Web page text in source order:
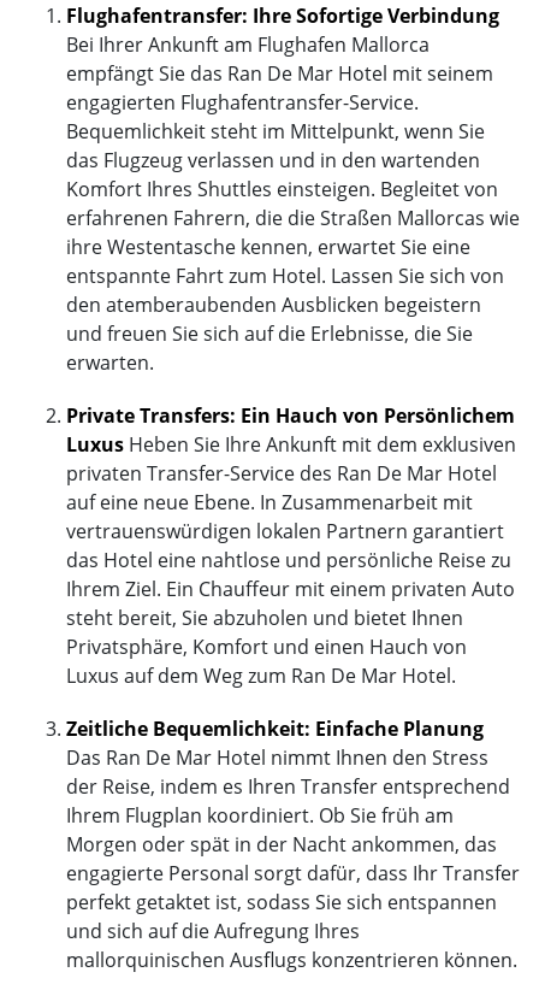
Flughafentransfer: Ihre Sofortige Verbindung
Bei Ihrer Ankunft am Flughafen Mallorca
empfängt Sie das Ran De Mar Hotel mit seinem
engagierten Flughafentransfer-Service.
Bequemlichkeit steht im Mittelpunkt, wenn Sie
das Flugzeug verlassen und in den wartenden
Komfort Ihres Shuttles einsteigen. Begleitet von
erfahrenen Fahrern, die die Straßen Mallorcas wie
ihre Westentasche kennen, erwartet Sie eine
entspannte Fahrt zum Hotel. Lassen Sie sich von
den atemberaubenden Ausblicken begeistern
und freuen Sie sich auf die Erlebnisse, die Sie
erwarten.
Private Transfers: Ein Hauch von Persönlichem
Luxus Heben Sie Ihre Ankunft mit dem exklusiven
privaten Transfer-Service des Ran De Mar Hotel
auf eine neue Ebene. In Zusammenarbeit mit
vertrauenswürdigen lokalen Partnern garantiert
das Hotel eine nahtlose und persönliche Reise zu
Ihrem Ziel. Ein Chauffeur mit einem privaten Auto
steht bereit, Sie abzuholen und bietet Ihnen
Privatsphäre, Komfort und einen Hauch von
Luxus auf dem Weg zum Ran De Mar Hotel.
Zeitliche Bequemlichkeit: Einfache Planung
Das Ran De Mar Hotel nimmt Ihnen den Stress
der Reise, indem es Ihren Transfer entsprechend
Ihrem Flugplan koordiniert. Ob Sie früh am
Morgen oder spät in der Nacht ankommen, das
engagierte Personal sorgt dafür, dass Ihr Transfer
perfekt getaktet ist, sodass Sie sich entspannen
und sich auf die Aufregung Ihres
mallorquinischen Ausflugs konzentrieren können.